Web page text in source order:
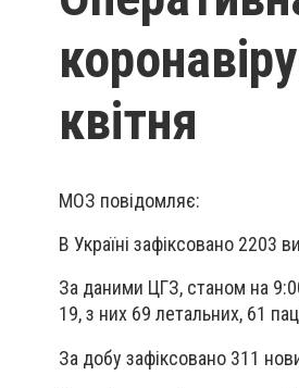
квітня
​МОЗ повідомляє:
В Україні зафіксовано 2203
За даними ЦГЗ, станом на
19, з них 69 летальних, 61
За добу зафіксовано 311